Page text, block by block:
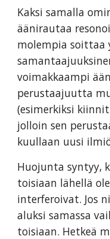
Kaksi samalla
äänirautaa
molempia soittaa
voimakkaampi
perustaajuutta
(esimerkiksi
jolloin sen
kuullaan uusi
Huojunta syntyy,
toisiaan lähellä
interferoivat. Jos
aluksi samassa
toisiaan. Hetkeä